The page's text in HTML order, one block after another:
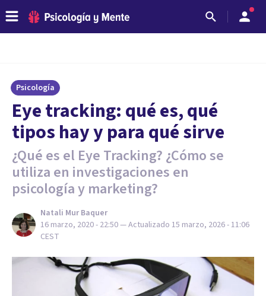
Psicología
Eye tracking: qué es, qué
tipos hay y para qué sirve
¿Qué es el Eye Tracking? ¿Cómo se
utiliza en investigaciones en
psicología y marketing?
Natali Mur Baquer
16 marzo, 2020 - 22:50— Actualizado 15 marzo, 2026 - 11:06
CEST